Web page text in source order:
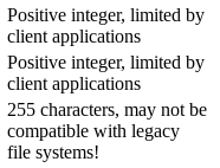
Positive integer, limited by
client applications
Positive integer, limited by
client applications
255 characters, may not be
compatible with legacy
file systems!